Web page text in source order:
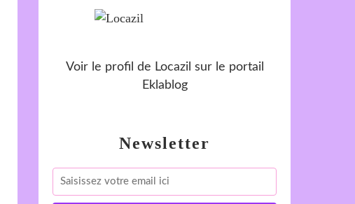
Newsletter
Voir le profil de Locazil sur le portail
Eklablog